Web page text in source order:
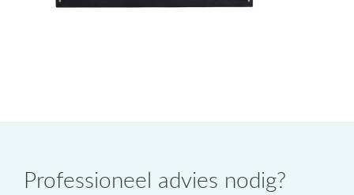
Professioneel advies nodig?